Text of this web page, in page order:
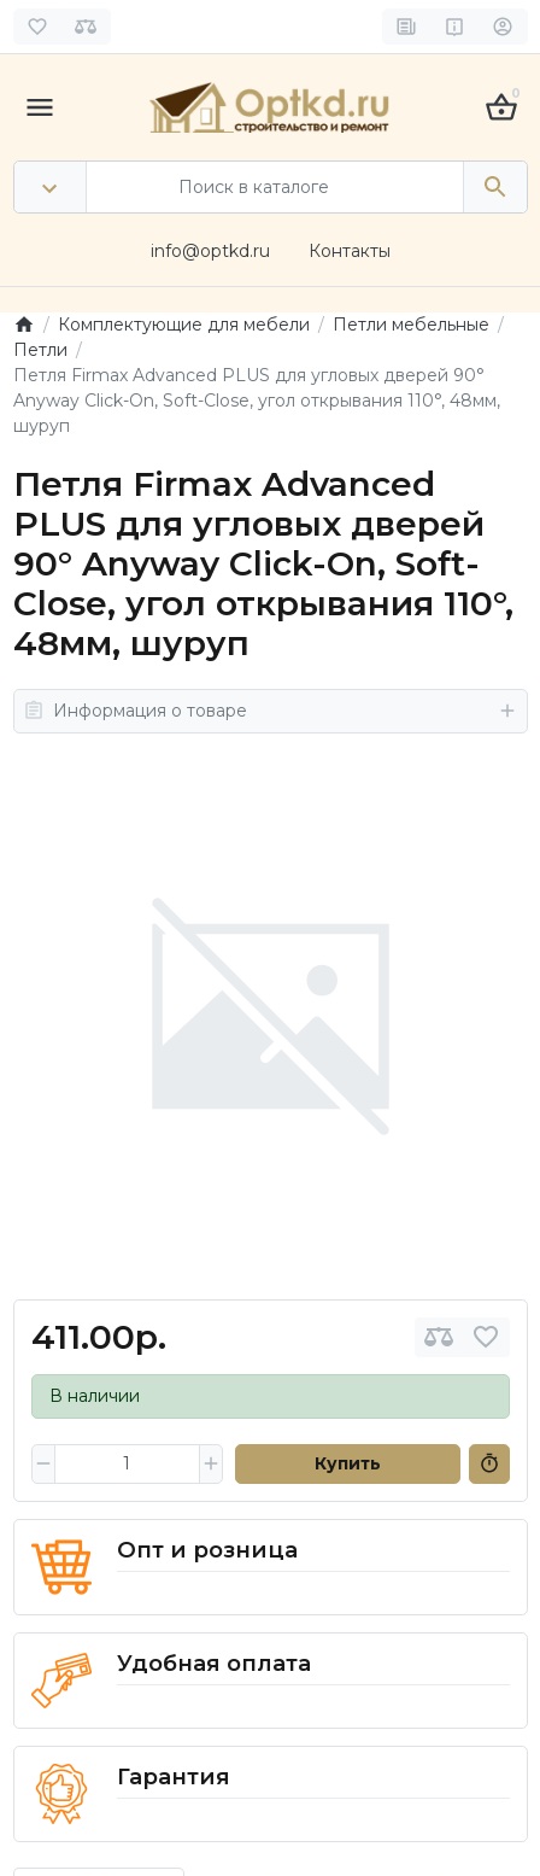
0
info@optkd.ru Контакты
Комплектующие для мебели
Петли мебельные
Петли
Петля Firmax Advanced PLUS для угловых дверей 90°
Anyway Click-On, Soft-Close, угол открывания 110°, 48мм,
шуруп
Петля Firmax Advanced
PLUS для угловых дверей
90° Anyway Click-On, Soft-
Close, угол открывания 110°,
48мм, шуруп
Информация о товаре
411.00р.
В наличии
Купить
Опт и розница
Удобная оплата
Гарантия